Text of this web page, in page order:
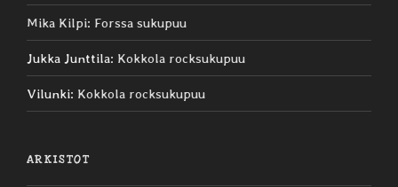
Mika Kilpi: Forssa sukupuu
Jukka Junttila: Kokkola rocksukupuu
Vilunki: Kokkola rocksukupuu
ARKISTOT